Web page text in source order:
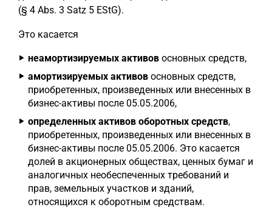
(§ 4 Abs. 3 Satz 5 EStG).
Это касается
неамортизируемых активов основных средств,
амортизируемых активов основных средств,
приобретенных, произведенных или внесенных в
бизнес-активы после 05.05.2006,
определенных активов оборотных средств,
приобретенных, произведенных или внесенных в
бизнес-активы после 05.05.2006. Это касается
долей в акционерных обществах, ценных бумаг и
аналогичных необеспеченных требований и
прав, земельных участков и зданий,
относящихся к оборотным средствам.